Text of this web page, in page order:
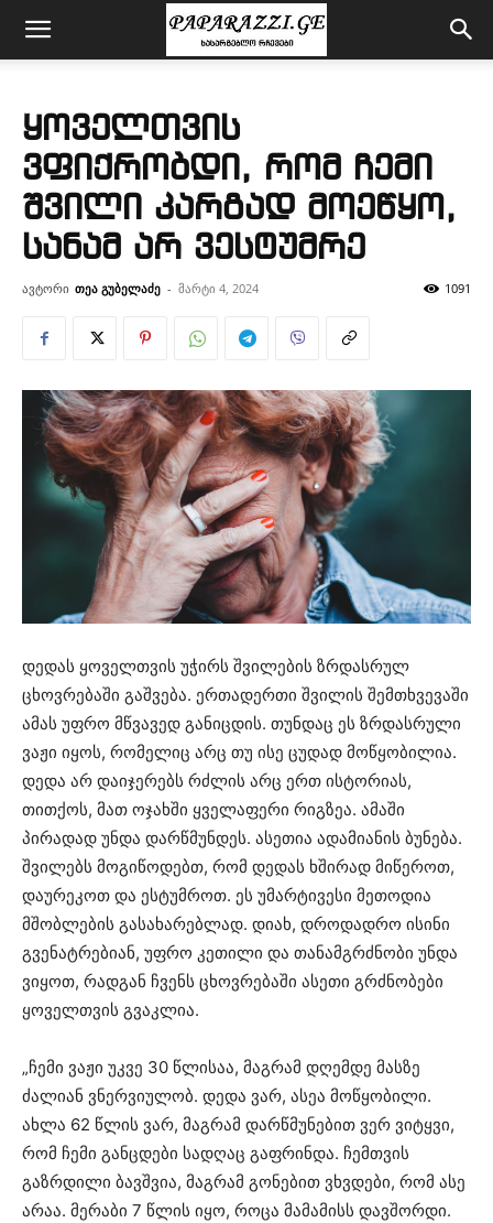
ყოველთვის
ვფიქრობდი, რომ ჩემი
შვილი კარგად მოეწყო,
სანამ არ ვესტუმრე
ავტორი თეა გუბელაძე - მარტი 4, 2024 1091
დედას ყოველთვის უჭირს შვილების ზრდასრულ
ცხოვრებაში გაშვება. ერთადერთი შვილის შემთხვევაში
ამას უფრო მწვავედ განიცდის. თუნდაც ეს ზრდასრული
ვაჟი იყოს, რომელიც არც თუ ისე ცუდად მოწყობილია.
დედა არ დაიჯერებს რძლის არც ერთ ისტორიას,
თითქოს, მათ ოჯახში ყველაფერი რიგზეა. ამაში
პირადად უნდა დარწმუნდეს. ასეთია ადამიანის ბუნება.
შვილებს მოგიწოდებთ, რომ დედას ხშირად მიწეროთ,
დაურეკოთ და ესტუმროთ. ეს უმარტივესი მეთოდია
მშობლების გასახარებლად. დიახ, დროდადრო ისინი
გვენატრებიან, უფრო კეთილი და თანამგრძნობი უნდა
ვიყოთ, რადგან ჩვენს ცხოვრებაში ასეთი გრძნობები
ყოველთვის გვაკლია.
„ჩემი ვაჟი უკვე 30 წლისაა, მაგრამ დღემდე მასზე
ძალიან ვნერვიულობ. დედა ვარ, ასეა მოწყობილი.
ახლა 62 წლის ვარ, მაგრამ დარწმუნებით ვერ ვიტყვი,
რომ ჩემი განცდები სადღაც გაფრინდა. ჩემთვის
გაზრდილი ბავშვია, მაგრამ გონებით ვხვდები, რომ ასე
არაა. მერაბი 7 წლის იყო, როცა მამამისს დავშორდი.